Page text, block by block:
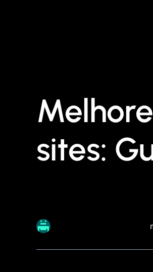
sites: